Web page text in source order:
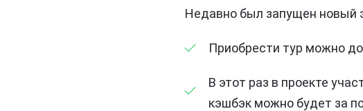
Недавно был запущен новый
Приобрести тур можно
В этот раз в проекте
кэшбэк можно будет за